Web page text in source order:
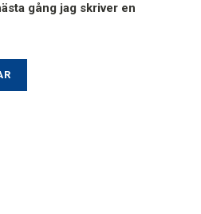
gång jag skriver en